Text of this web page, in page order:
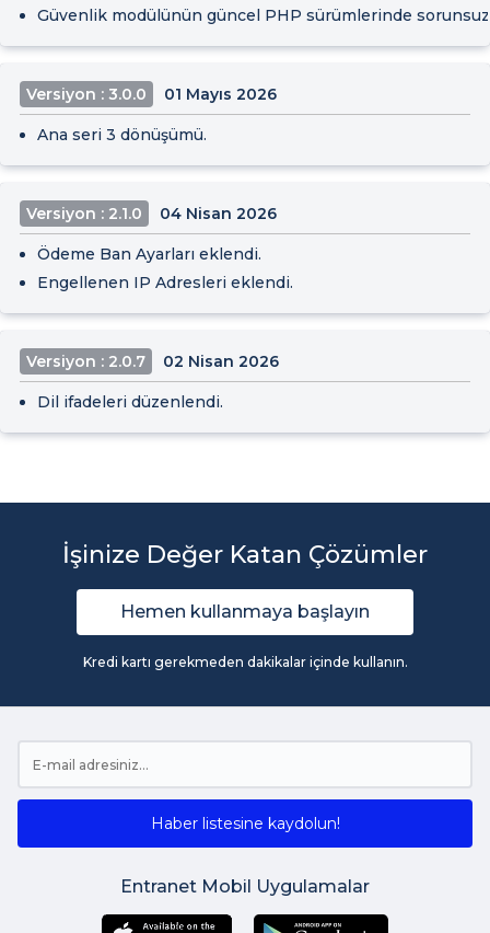
Güvenlik modülünün güncel PHP sürümlerinde sorunsuz
Versiyon : 3.0.0 01 Mayıs 2026
Ana seri 3 dönüşümü.
Versiyon : 2.1.0 04 Nisan 2026
Ödeme Ban Ayarları eklendi.
Engellenen IP Adresleri eklendi.
Versiyon : 2.0.7 02 Nisan 2026
Dil ifadeleri düzenlendi.
İşinize Değer Katan Çözümler
Hemen kullanmaya başlayın
Kredi kartı gerekmeden dakikalar içinde kullanın.
Haber listesine kaydolun!
Entranet Mobil Uygulamalar